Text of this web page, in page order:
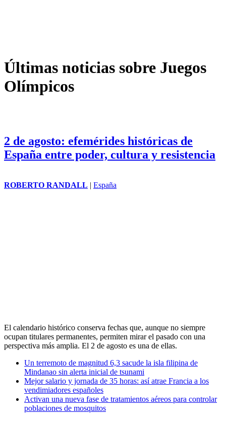
Últimas noticias sobre Juegos
Olímpicos
2 de agosto: efemérides históricas de
España entre poder, cultura y resistencia
ROBERTO RANDALL | España
El calendario histórico conserva fechas que, aunque no siempre
ocupan titulares permanentes, permiten mirar el pasado con una
perspectiva más amplia. El 2 de agosto es una de ellas.
Un terremoto de magnitud 6,3 sacude la isla filipina de
Mindanao sin alerta inicial de tsunami
Mejor salario y jornada de 35 horas: así atrae Francia a los
vendimiadores españoles
Activan una nueva fase de tratamientos aéreos para controlar
poblaciones de mosquitos